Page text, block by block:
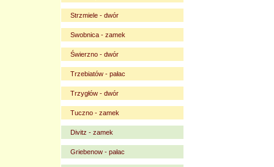
Strzmiele - dwór
Swobnica - zamek
Świerzno - dwór
Trzebiatów - pałac
Trzygłów - dwór
Tuczno - zamek
Divitz - zamek
Griebenow - pałac